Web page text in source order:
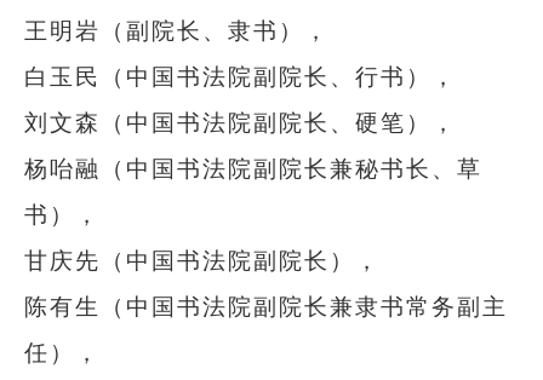
王明岩（副院长、隶书），
白玉民（中国书法院副院长、行书），
刘文森（中国书法院副院长、硬笔），
杨咍融（中国书法院副院长兼秘书长、草
书），
甘庆先（中国书法院副院长），
陈有生（中国书法院副院长兼隶书常务副主
任），